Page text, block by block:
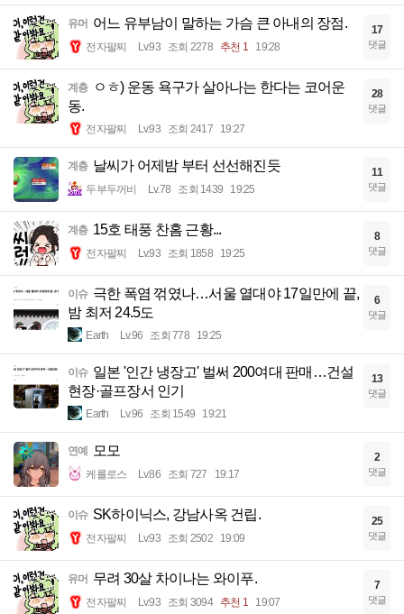
유머 어느 유부남이 말하는 가슴 큰 아내의 장점.
전자팔찌 Lv.93 조회 2278 추천 1 19:28
17
댓글
계층
ㅇㅎ) 운동 욕구가 살아나는 한다는 코어운
동.
전자팔찌 Lv.93 조회 2417 19:27
28
댓글
계층 날씨가 어제밤 부터 선선해진듯
두부두꺼비 Lv.78 조회 1439 19:25
11
댓글
계층 15호 태풍 찬홈 근황...
전자팔찌 Lv.93 조회 1858 19:25
8
댓글
이슈 극한 폭염 꺾였나…서울 열대야 17일만에 끝,
밤 최저 24.5도
Earth Lv.96 조회 778 19:25
6
댓글
이슈 일본 '인간 냉장고' 벌써 200여대 판매…건설
현장·골프장서 인기
Earth Lv.96 조회 1549 19:21
13
댓글
연예 모모
케를로스 Lv.86 조회 727 19:17
2
댓글
이슈 SK하이닉스, 강남사옥 건립.
전자팔찌 Lv.93 조회 2502 19:09
25
댓글
유머 무려 30살 차이나는 와이푸.
전자팔찌 Lv.93 조회 3094 추천 1 19:07
7
댓글